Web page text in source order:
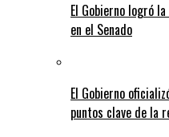
El Gobierno logró
en el Senado
El Gobierno
puntos clave de la